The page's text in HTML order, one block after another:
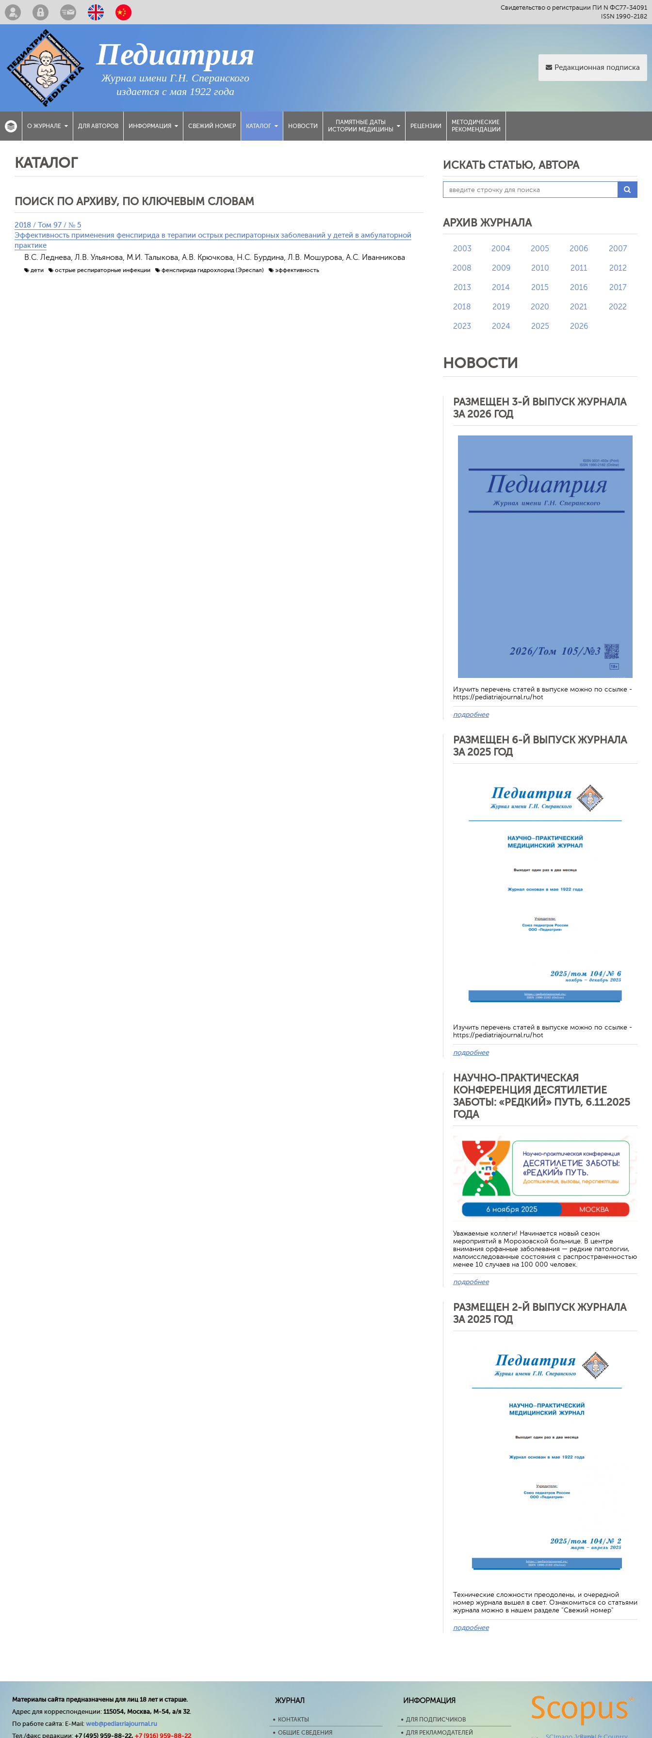
Свидетельство о регистрации ПИ N ФС77-34091
ISSN 1990-2182
Педиатрия
Журнал имени Г.Н. Сперанского
издается с мая 1922 года
Редакционная подписка
О ЖУРНАЛЕ ДЛЯ АВТОРОВ ИНФОРМАЦИЯ СВЕЖИЙ НОМЕР КАТАЛОГ НОВОСТИ
ПАМЯТНЫЕ ДАТЫ
ИСТОРИИ МЕДИЦИНЫ
РЕЦЕНЗИИ
МЕТОДИЧЕСКИЕ
РЕКОМЕНДАЦИИ
КАТАЛОГ
ПОИСК ПО АРХИВУ, ПО КЛЮЧЕВЫМ СЛОВАМ
2018 / Том 97 / № 5
Эффективность применения фенспирида в терапии острых респираторных заболеваний у детей в амбулаторной
практике
В.С. Леднева, Л.В. Ульянова, М.И. Талыкова, А.В. Крючкова, Н.С. Бурдина, Л.В. Мошурова, А.С. Иванникова
дети острые респираторные инфекции фенспирида гидрохлорид (Эреспал) эффективность
ИСКАТЬ СТАТЬЮ, АВТОРА
АРХИВ ЖУРНАЛА
2003 2004 2005 2006 2007
2008 2009 2010 2011 2012
2013 2014 2015 2016 2017
2018 2019 2020 2021 2022
2023 2024 2025 2026
НОВОСТИ
РАЗМЕЩЕН 3-Й ВЫПУСК ЖУРНАЛА
ЗА 2026 ГОД
Изучить перечень статей в выпуске можно по ссылке -
https://pediatriajournal.ru/hot
подробнее
РАЗМЕЩЕН 6-Й ВЫПУСК ЖУРНАЛА
ЗА 2025 ГОД
Изучить перечень статей в выпуске можно по ссылке -
https://pediatriajournal.ru/hot
подробнее
НАУЧНО-ПРАКТИЧЕСКАЯ
КОНФЕРЕНЦИЯ ДЕСЯТИЛЕТИЕ
ЗАБОТЫ: «РЕДКИЙ» ПУТЬ, 6.11.2025
ГОДА
Уважаемые коллеги! Начинается новый сезон
мероприятий в Морозовской больнице. В центре
внимания орфанные заболевания — редкие патологии,
малоисследованные состояния с распространенностью
менее 10 случаев на 100 000 человек.
подробнее
РАЗМЕЩЕН 2-Й ВЫПУСК ЖУРНАЛА
ЗА 2025 ГОД
Технические сложности преодолены, и очередной
номер журнала вышел в свет. Ознакомиться со статьями
журнала можно в нашем разделе "Свежий номер"
подробнее
Материалы сайта предназначены для лиц 18 лет и старше.
Адрес для корреспонденции: 115054, Москва, М-54, а/я 32.
По работе сайта: E-Mail: web@pediatriajournal.ru
Тел./факс редакции: +7 (495) 959-88-22, +7 (916) 959-88-22
ЖУРНАЛ
КОНТАКТЫ
ОБЩИЕ СВЕДЕНИЯ
ИНФОРМАЦИЯ
ДЛЯ ПОДПИСЧИКОВ
ДЛЯ РЕКЛАМОДАТЕЛЕЙ
Обратная связь
Отменить